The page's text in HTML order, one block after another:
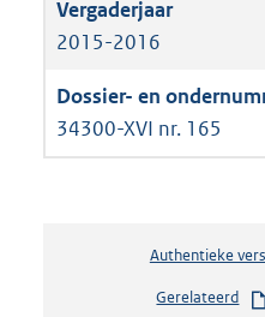
2015-2016
34300-XVI nr. 165
Authentieke
Gerelateerd